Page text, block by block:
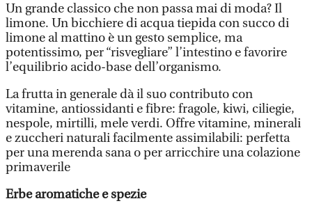
Un grande classico che non passa mai di moda? Il
limone. Un bicchiere di acqua tiepida con succo di
limone al mattino è un gesto semplice, ma
potentissimo, per “risvegliare” l’intestino e favorire
l’equilibrio acido-base dell’organismo.
La frutta in generale dà il suo contributo con
vitamine, antiossidanti e fibre: fragole, kiwi, ciliegie,
nespole, mirtilli, mele verdi. Offre vitamine, minerali
e zuccheri naturali facilmente assimilabili: perfetta
per una merenda sana o per arricchire una colazione
primaverile
Erbe aromatiche e spezie